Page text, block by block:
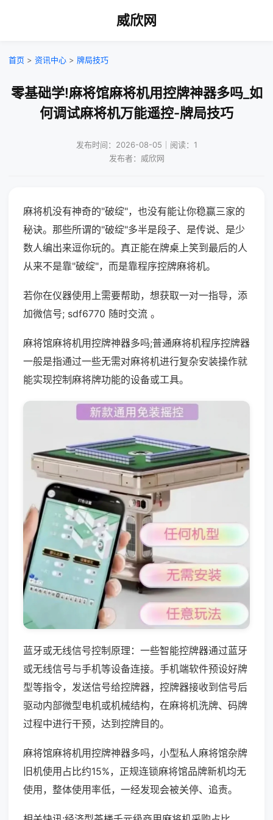
威欣网
首页 > 资讯中心 > 牌局技巧
零基础学!麻将馆麻将机用控牌神器多吗_如
何调试麻将机万能遥控-牌局技巧
发布时间：2026-08-05｜阅读：1
发布者：威欣网
麻将机没有神奇的"破绽"，也没有能让你稳赢三家的
秘诀。那些所谓的"破绽"多半是段子、是传说、是少
数人编出来逗你玩的。真正能在牌桌上笑到最后的人
从来不是靠"破绽"，而是靠程序控牌麻将机。
若你在仪器使用上需要帮助，想获取一对一指导，添
加微信号; sdf6770 随时交流 。
麻将馆麻将机用控牌神器多吗;普通麻将机程序控牌器
一般是指通过一些无需对麻将机进行复杂安装操作就
能实现控制麻将牌功能的设备或工具。
蓝牙或无线信号控制原理：一些智能控牌器通过蓝牙
或无线信号与手机等设备连接。手机端软件预设好牌
型等指令，发送信号给控牌器，控牌器接收到信号后
驱动内部微型电机或机械结构，在麻将机洗牌、码牌
过程中进行干预，达到控牌目的。
麻将馆麻将机用控牌神器多吗，小型私人麻将馆杂牌
旧机使用占比约15%，正规连锁麻将馆品牌新机均无
使用，整体使用率低，一经发现会被关停、追责。